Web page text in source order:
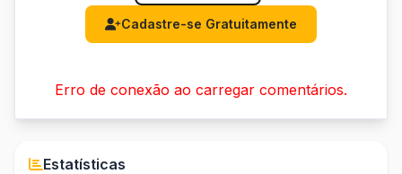
Cadastre-se Gratuitamente
Erro de conexão ao carregar comentários.
Estatísticas